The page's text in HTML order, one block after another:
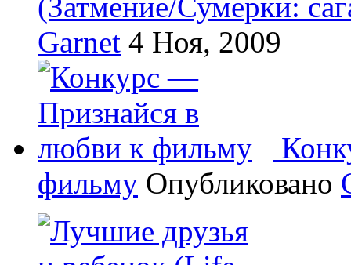
Garnet 4 Ноя, 2009
фильму Опубликовано